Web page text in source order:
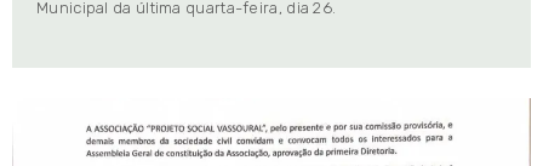
Municipal da última quarta-feira, dia 26.